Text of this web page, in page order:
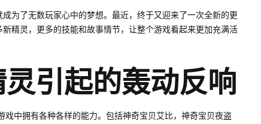
为了无数玩家心中的梦想。最近，终于又迎来了一次全新的更
精灵，更多的技能和故事情节，让整个游戏看起来更加充满活
引起的轰动反响
中拥有各种各样的能力。包括神奇宝贝艾比，神奇宝贝夜盗